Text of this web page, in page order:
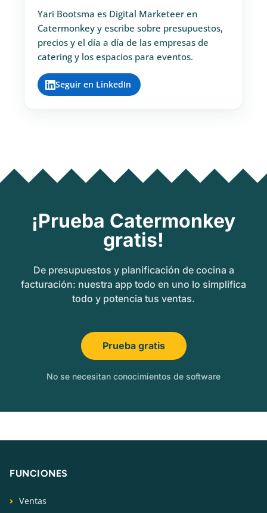
Yari Bootsma es Digital Marketeer en
Catermonkey y escribe sobre presupuestos,
precios y el día a día de las empresas de
catering y los espacios para eventos.
Seguir en LinkedIn
¡Prueba Catermonkey
gratis!
De presupuestos y planificación de cocina a
facturación: nuestra app todo en uno lo simplifica
todo y potencia tus ventas.
Prueba gratis
No se necesitan conocimientos de software
FUNCIONES
Ventas